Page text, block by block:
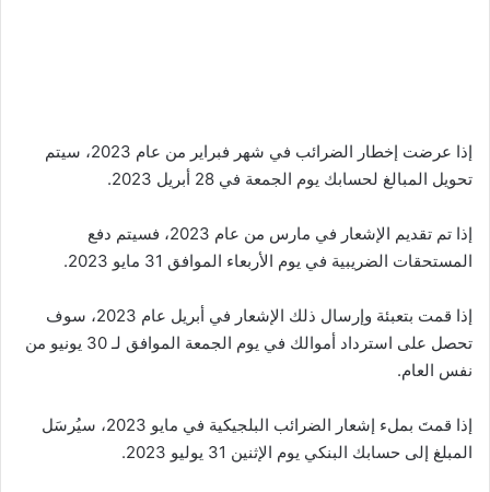
إذا عرضت إخطار الضرائب في شهر فبراير من عام 2023، سيتم
تحويل المبالغ لحسابك يوم الجمعة في 28 أبريل 2023.
إذا تم تقديم الإشعار في مارس من عام 2023، فسيتم دفع
المستحقات الضريبية في يوم الأربعاء الموافق 31 مايو 2023.
إذا قمت بتعبئة وإرسال ذلك الإشعار في أبريل عام 2023، سوف
تحصل على استرداد أموالك في يوم الجمعة الموافق لـ 30 يونيو من
نفس العام.
إذا قمتَ بملء إشعار الضرائب البلجيكية في مايو 2023، سيُرسَل
المبلغ إلى حسابك البنكي يوم الإثنين 31 يوليو 2023.